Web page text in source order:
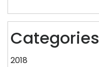
Categories
2018